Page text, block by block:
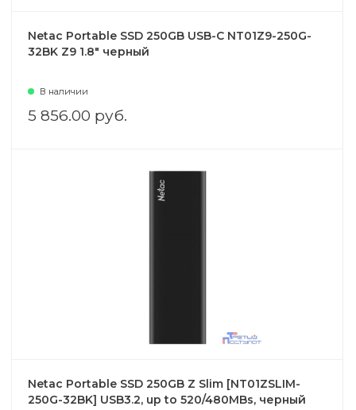
Netac Portable SSD 250GB USB-C NT01Z9-250G-
32BK Z9 1.8" черный
В наличии
5 856.00 руб.
Netac Portable SSD 250GB Z Slim [NT01ZSLIM-
250G-32BK] USB3.2, up to 520/480MBs, черный